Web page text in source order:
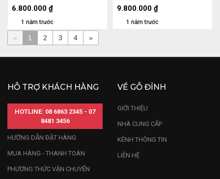
1 năm trước
6.800.000 ₫
1 năm trước
9.800.000 ₫
« 1 2 3 4 »
HỖ TRỢ KHÁCH HÀNG
HOTLINE: 08 6863 2345 - 07
8481 3456
HƯỚNG DẪN ĐẶT HÀNG
MUA HÀNG - THANH TOÁN
PHƯƠNG THỨC VẬN CHUYỂN
VỀ GỖ ĐỈNH
GIỚI THIỆU
NHÀ CUNG CẤP
KÊNH THÔNG TIN
LIÊN HỆ